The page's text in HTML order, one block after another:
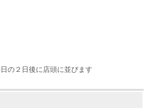
の２日後に店頭に並びます